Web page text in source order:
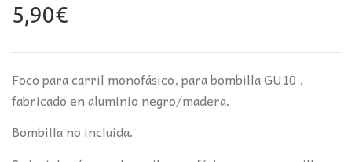
5,90€
Foco para carril monofásico, para bombilla GU10 ,
fabricado en aluminio negro/madera.
Bombilla no incluida.